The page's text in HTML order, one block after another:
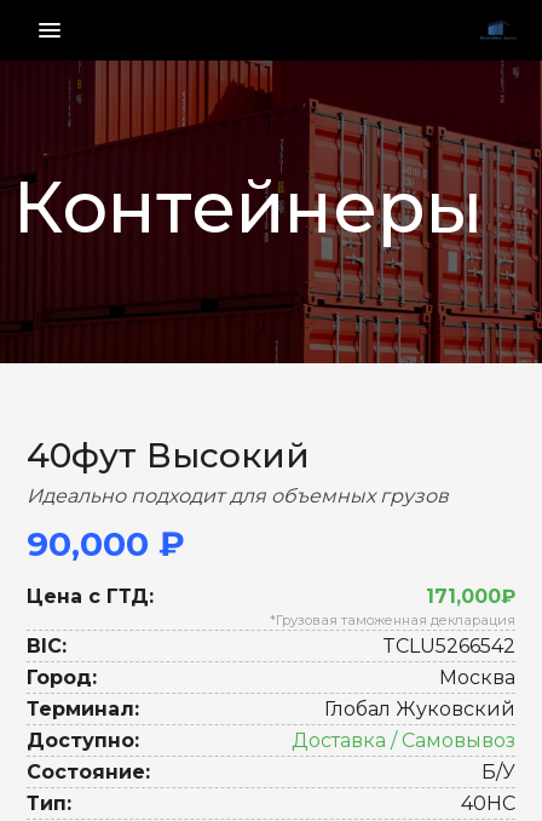
menu_vert
Контейнеры
НАЗАД ВПЕРЕД
40фут Высокий
Идеально подходит для объемных грузов
90,000 ₽
Цена с ГТД: 171,000₽
*Грузовая таможенная декларация
BIC:
TCLU5266542
Город:
Москва
Терминал:
Глобал Жуковский
Доступно:
Доставка / Самовывоз
Состояние:
Б/У
Тип:
40HC